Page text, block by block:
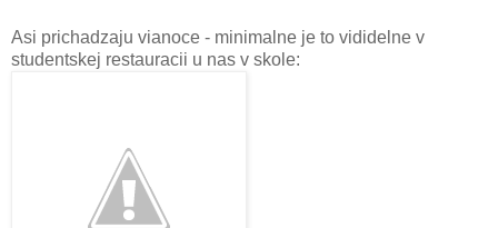
Asi prichadzaju vianoce - minimalne je to vididelne v
studentskej restauracii u nas v skole: